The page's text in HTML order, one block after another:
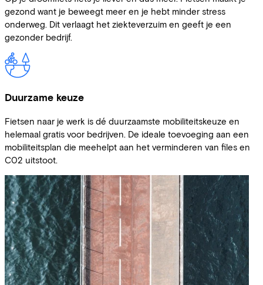
gezond want je beweegt meer en je hebt minder stress
onderweg. Dit verlaagt het ziekteverzuim en geeft je een
gezonder bedrijf.
Duurzame keuze
Fietsen naar je werk is dé duurzaamste mobiliteitskeuze en
helemaal gratis voor bedrijven. De ideale toevoeging aan een
mobiliteitsplan die meehelpt aan het verminderen van files en
C02 uitstoot.